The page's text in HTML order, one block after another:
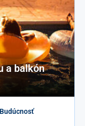
a balkón